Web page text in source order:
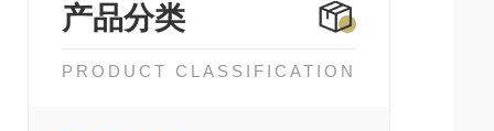
产品分类
PRODUCT CLASSIFICATION